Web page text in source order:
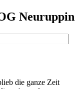
Neuruppin
die ganze Zeit